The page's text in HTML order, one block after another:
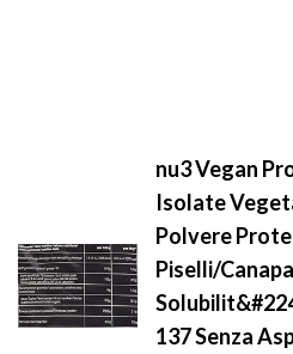
nu3 Vegan
Isolate
Polvere
Piselli/
137 Senza